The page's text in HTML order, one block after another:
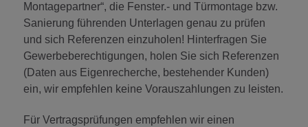
Montagepartner“, die Fenster.- und Türmontage bzw.
Sanierung führenden Unterlagen genau zu prüfen
und sich Referenzen einzuholen! Hinterfragen Sie
Gewerbeberechtigungen, holen Sie sich Referenzen
(Daten aus Eigenrecherche, bestehender Kunden)
ein, wir empfehlen keine Vorauszahlungen zu leisten.
Für Vertragsprüfungen empfehlen wir einen